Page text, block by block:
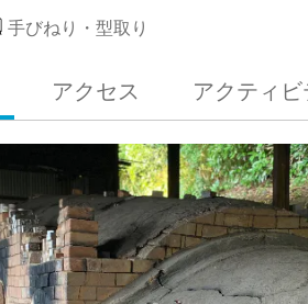
手びねり・型取り
アクセス アクティ